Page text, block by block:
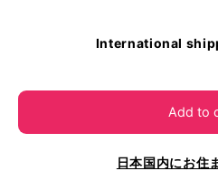
International
Add to
日本国内にお住